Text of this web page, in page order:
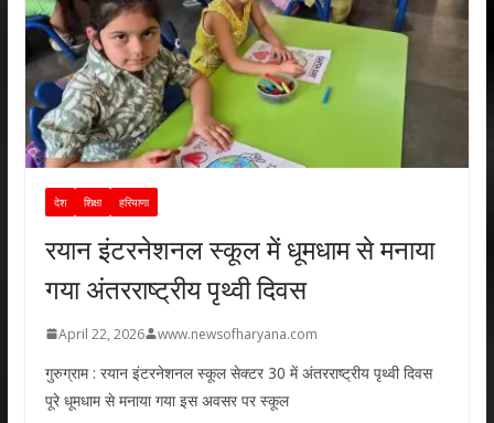
देश शिक्षा हरियाणा
रयान इंटरनेशनल स्कूल में धूमधाम से मनाया
गया अंतरराष्ट्रीय पृथ्वी दिवस
April 22, 2026 www.newsofharyana.com
गुरुग्राम : रयान इंटरनेशनल स्कूल सेक्टर 30 में अंतरराष्ट्रीय पृथ्वी दिवस
पूरे धूमधाम से मनाया गया इस अवसर पर स्कूल